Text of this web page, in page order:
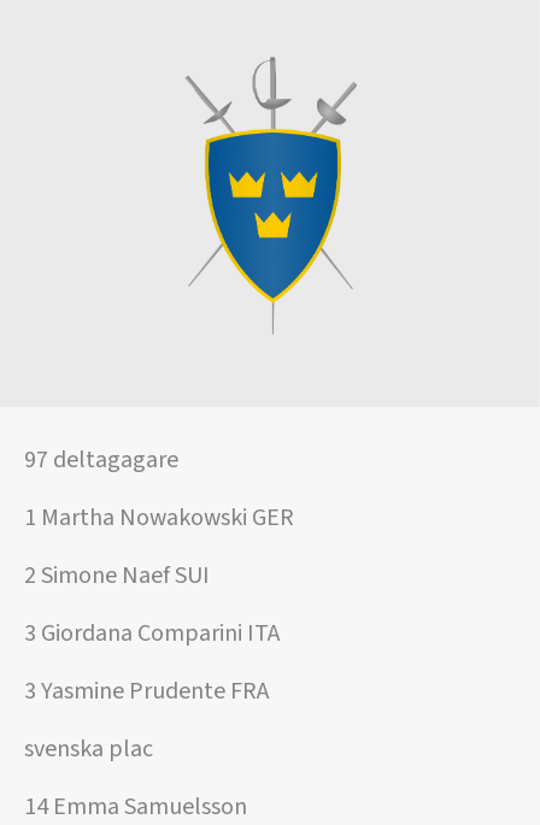
97 deltagagare
1 Martha Nowakowski GER
2 Simone Naef SUI
3 Giordana Comparini ITA
3 Yasmine Prudente FRA
svenska plac
14 Emma Samuelsson